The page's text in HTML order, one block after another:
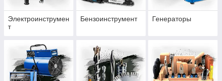
Электроинструмен
т
Бензоинструмент Генераторы